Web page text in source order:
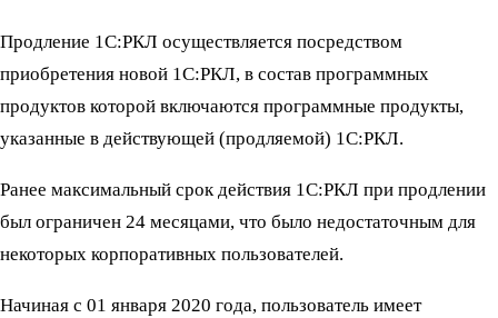
Продление 1С:РКЛ осуществляется посредством
приобретения новой 1С:РКЛ, в состав программных
продуктов которой включаются программные продукты,
указанные в действующей (продляемой) 1С:РКЛ.
Ранее максимальный срок действия 1С:РКЛ при продлении
был ограничен 24 месяцами, что было недостаточным для
некоторых корпоративных пользователей.
Начиная с 01 января 2020 года, пользователь имеет